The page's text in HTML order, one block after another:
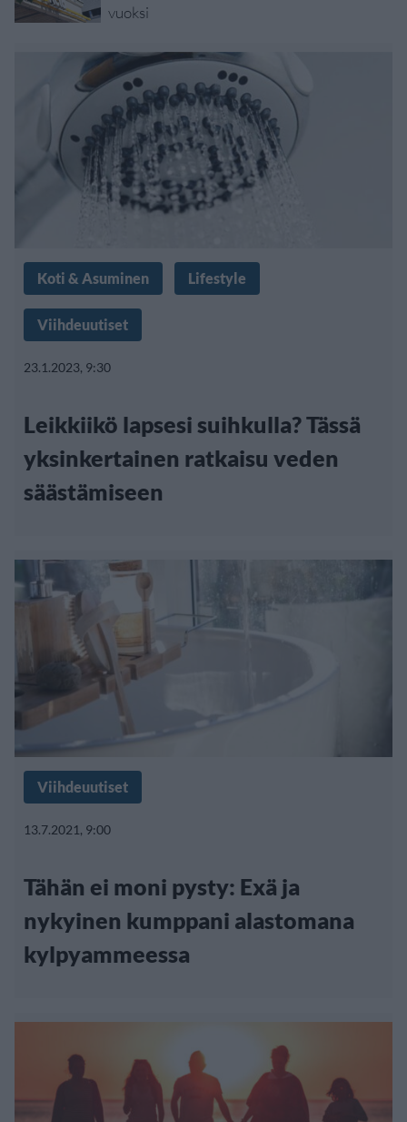
vuoksi
Koti & Asuminen Lifestyle
Viihdeuutiset
23.1.2023, 9:30
Leikkiikö lapsesi suihkulla? Tässä
yksinkertainen ratkaisu veden
säästämiseen
Viihdeuutiset
13.7.2021, 9:00
Tähän ei moni pysty: Exä ja
nykyinen kumppani alastomana
kylpyammeessa